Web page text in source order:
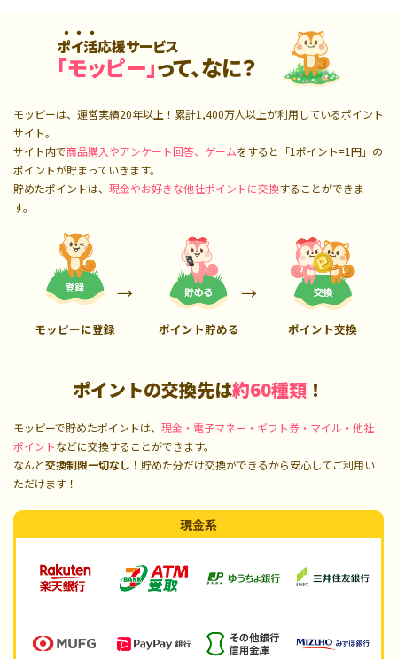
ポイ活応援サービス
「モッピー」って、なに？
モッピーは、運営実績20年以上！累計1,400万人以上が利用しているポイント
サイト。
サイト内で商品購入やアンケート回答、ゲームをすると「1ポイント=1円」の
ポイントが貯まっていきます。
貯めたポイントは、 現金やお好きな他社ポイントに交換することができま
す。
モッピーに登録 ポイント貯める ポイント交換
ポイントの交換先は約60種類 ！
モッピーで貯めたポイントは、 現金・電子マネー・ギフト券・マイル・他社
ポイントなどに交換することができます。
なんと交換制限一切なし！ 貯めた分だけ交換ができるから安心してご利用い
ただけます！
現金系